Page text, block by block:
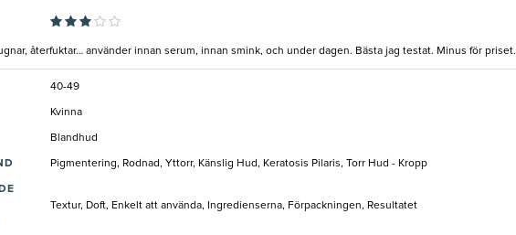
återfuktar… använder innan serum, innan smink, och under dagen. Bästa jag testat. Minus för priset.
40-49
Kvinna
Blandhud
Pigmentering, Rodnad, Yttorr, Känslig Hud, Keratosis Pilaris, Torr Hud - Kropp
Textur, Doft, Enkelt att använda, Ingredienserna, Förpackningen, Resultatet